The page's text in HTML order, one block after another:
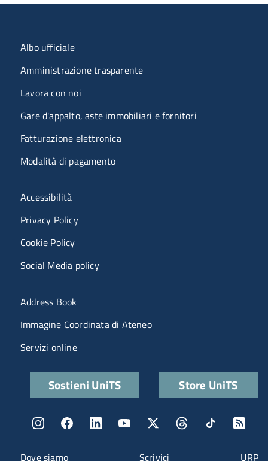
Menu contatti
Dove siamo Scrivici URP
Menu organizzazione
Albo ufficiale
Amministrazione trasparente
Lavora con noi
Gare d'appalto, aste immobiliari e fornitori
Fatturazione elettronica
Modalità di pagamento
Menù riferimenti
Accessibilità
Privacy Policy
Cookie Policy
Social Media policy
Menu portale
Address Book
Immagine Coordinata di Ateneo
Servizi online
Quick linksSostieni UniTS Store UniTS
Menu social